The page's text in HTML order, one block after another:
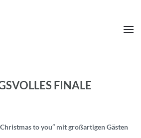
FINALE
to you“ mit großartigen Gästen